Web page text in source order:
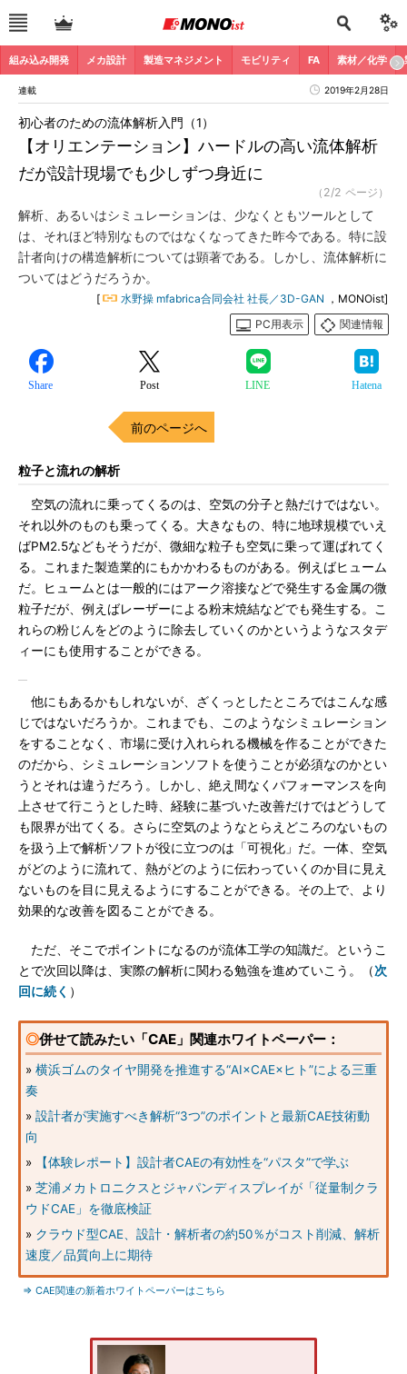
組み込み開発 メカ設計 製造マネジメント モビリティ FA 素材／化学
連載 2019年2月28日
【オリエンテーション】ハードルの高い流体解析
だが設計現場でも少しずつ身近に
初心者のための流体解析入門（1）
（2/2 ページ）
解析、あるいはシミュレーションは、少なくともツールとして
は、それほど特別なものではなくなってきた昨今である。特に設
計者向けの構造解析については顕著である。しかし、流体解析に
ついてはどうだろうか。
[ 水野操 mfabrica合同会社 社長／3D-GAN ，MONOist]
PC用表示
関連情報
Share Post LINE Hatena
前のページへ
粒子と流れの解析
空気の流れに乗ってくるのは、空気の分子と熱だけではない。
それ以外のものも乗ってくる。大きなもの、特に地球規模でいえ
ばPM2.5などもそうだが、微細な粒子も空気に乗って運ばれてく
る。これまた製造業的にもかかわるものがある。例えばヒューム
だ。ヒュームとは一般的にはアーク溶接などで発生する金属の微
粒子だが、例えばレーザーによる粉末焼結などでも発生する。こ
れらの粉じんをどのように除去していくのかというようなスタデ
ィーにも使用することができる。
他にもあるかもしれないが、ざくっとしたところではこんな感
じではないだろうか。これまでも、このようなシミュレーション
をすることなく、市場に受け入れられる機械を作ることができた
のだから、シミュレーションソフトを使うことが必須なのかとい
うとそれは違うだろう。しかし、絶え間なくパフォーマンスを向
上させて行こうとした時、経験に基づいた改善だけではどうして
も限界が出てくる。さらに空気のようなとらえどころのないもの
を扱う上で解析ソフトが役に立つのは「可視化」だ。一体、空気
がどのように流れて、熱がどのように伝わっていくのか目に見え
ないものを目に見えるようにすることができる。その上で、より
効果的な改善を図ることができる。
ただ、そこでポイントになるのが流体工学の知識だ。というこ
とで次回以降は、実際の解析に関わる勉強を進めていこう。（次
回に続く ）
◎併せて読みたい「CAE」関連ホワイトペーパー：
» 横浜ゴムのタイヤ開発を推進する“AI×CAE×ヒト”による三重
奏
» 設計者が実施すべき解析“3つ”のポイントと最新CAE技術動
向
»
【体験レポート】設計者CAEの有効性を“パスタ”で学ぶ
» 芝浦メカトロニクスとジャパンディスプレイが「従量制クラ
ウドCAE」を徹底検証
» クラウド型CAE、設計・解析者の約50％がコスト削減、解析
速度／品質向上に期待
⇒ CAE関連の新着ホワイトペーパーはこちら